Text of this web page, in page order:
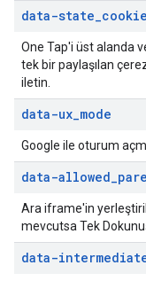
data-state_cookie
One Tap'i üst alanda
tek bir paylaşılan
iletin.
data-ux_mode
Google ile oturum
data-allowed_
Ara iframe'in
mevcutsa Tek
data-